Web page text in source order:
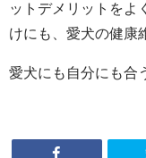
ットデメリットをよ
けにも、愛犬の健康
愛犬にも自分にも合